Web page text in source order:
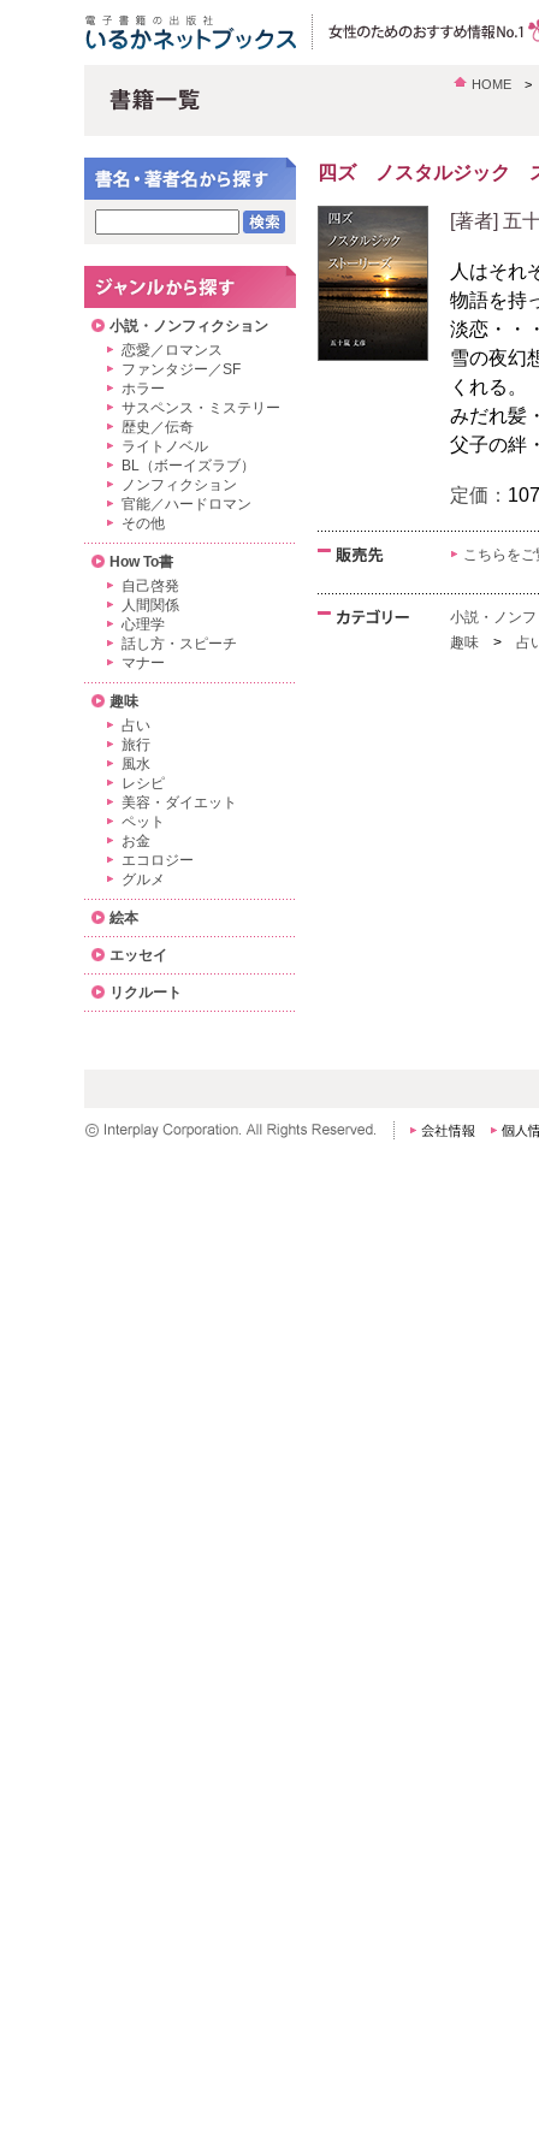
HOME
四ズ ノスタルジック
[著者] 五
人はそれ
物語を持
淡恋・・
雪の夜幻
くれる。
みだれ髪
父子の絆
定価：
こちらを
小説・ノン
趣味 > 占
小説・ノンフィクション
恋愛／ロマンス
ファンタジー／SF
ホラー
サスペンス・ミステリー
歴史／伝奇
ライトノベル
BL（ボーイズラブ）
ノンフィクション
官能／ハードロマン
その他
How To書
自己啓発
人間関係
心理学
話し方・スピーチ
マナー
趣味
占い
旅行
風水
レシピ
美容・ダイエット
ペット
お金
エコロジー
グルメ
絵本
エッセイ
リクルート